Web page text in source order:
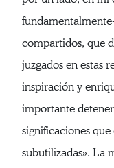
compartidos, que
juzgados en estas
inspiración y
importante
significaciones
subutilizadas». La